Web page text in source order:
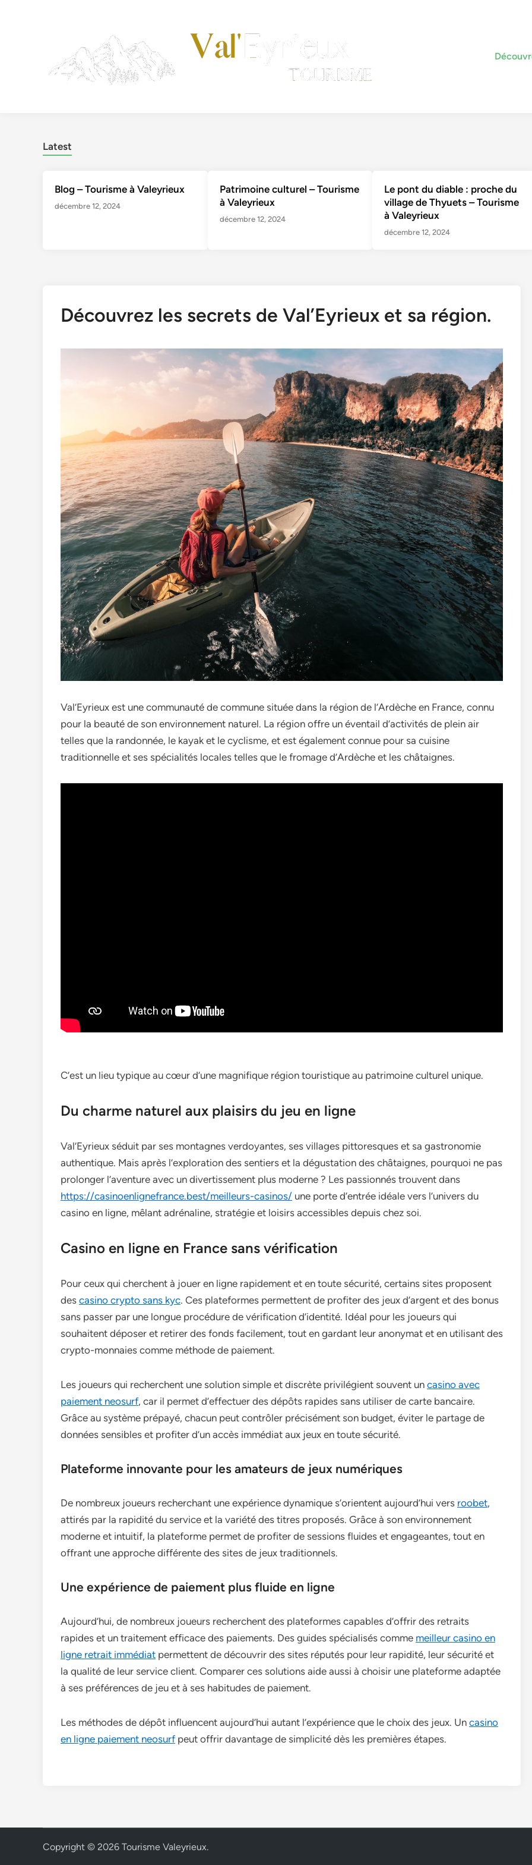
Latest
Blog – Tourisme à Valeyrieux
décembre 12, 2024
Patrimoine culturel – Tourisme
à Valeyrieux
décembre 12, 2024
Le pont du diable : proche du
village de Thyuets – Tourisme
à Valeyrieux
décembre 12, 2024
Découvrez les secrets de Val’Eyrieux et sa région.
Val’Eyrieux est une communauté de commune située dans la région de l’Ardèche en France, connu
pour la beauté de son environnement naturel. La région offre un éventail d’activités de plein air
telles que la randonnée, le kayak et le cyclisme, et est également connue pour sa cuisine
traditionnelle et ses spécialités locales telles que le fromage d’Ardèche et les châtaignes.
C’est un lieu typique au cœur d’une magnifique région touristique au patrimoine culturel unique.
Du charme naturel aux plaisirs du jeu en ligne
Val’Eyrieux séduit par ses montagnes verdoyantes, ses villages pittoresques et sa gastronomie
authentique. Mais après l’exploration des sentiers et la dégustation des châtaignes, pourquoi ne pas
prolonger l’aventure avec un divertissement plus moderne ? Les passionnés trouvent dans
https://casinoenlignefrance.best/meilleurs-casinos/ une porte d’entrée idéale vers l’univers du
casino en ligne, mêlant adrénaline, stratégie et loisirs accessibles depuis chez soi.
Casino en ligne en France sans vérification
Pour ceux qui cherchent à jouer en ligne rapidement et en toute sécurité, certains sites proposent
des casino crypto sans kyc. Ces plateformes permettent de profiter des jeux d’argent et des bonus
sans passer par une longue procédure de vérification d’identité. Idéal pour les joueurs qui
souhaitent déposer et retirer des fonds facilement, tout en gardant leur anonymat et en utilisant des
crypto-monnaies comme méthode de paiement.
Les joueurs qui recherchent une solution simple et discrète privilégient souvent un casino avec
paiement neosurf, car il permet d’effectuer des dépôts rapides sans utiliser de carte bancaire.
Grâce au système prépayé, chacun peut contrôler précisément son budget, éviter le partage de
données sensibles et profiter d’un accès immédiat aux jeux en toute sécurité.
Plateforme innovante pour les amateurs de jeux numériques
De nombreux joueurs recherchant une expérience dynamique s’orientent aujourd’hui vers roobet,
attirés par la rapidité du service et la variété des titres proposés. Grâce à son environnement
moderne et intuitif, la plateforme permet de profiter de sessions fluides et engageantes, tout en
offrant une approche différente des sites de jeux traditionnels.
Une expérience de paiement plus fluide en ligne
Aujourd’hui, de nombreux joueurs recherchent des plateformes capables d’offrir des retraits
rapides et un traitement efficace des paiements. Des guides spécialisés comme meilleur casino en
ligne retrait immédiat permettent de découvrir des sites réputés pour leur rapidité, leur sécurité et
la qualité de leur service client. Comparer ces solutions aide aussi à choisir une plateforme adaptée
à ses préférences de jeu et à ses habitudes de paiement.
Les méthodes de dépôt influencent aujourd’hui autant l’expérience que le choix des jeux. Un casino
en ligne paiement neosurf peut offrir davantage de simplicité dès les premières étapes.
Copyright © 2026 Tourisme Valeyrieux.